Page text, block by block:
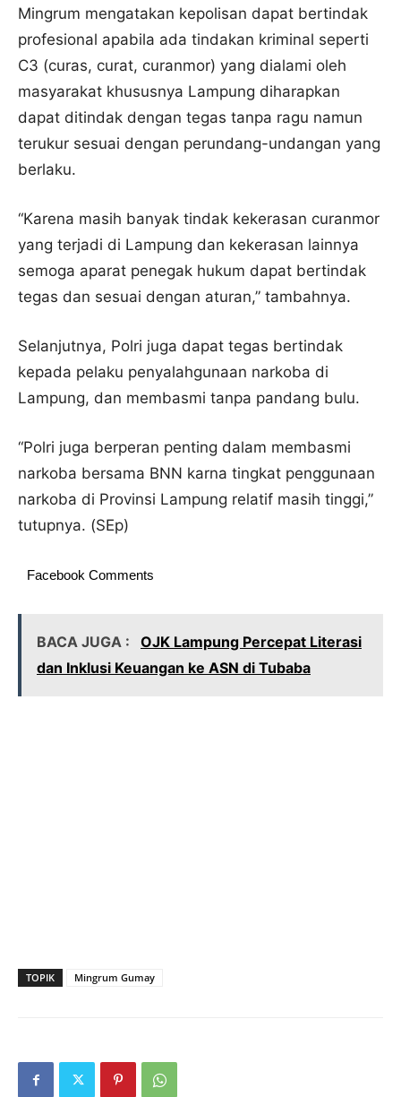
Mingrum mengatakan kepolisan dapat bertindak
profesional apabila ada tindakan kriminal seperti
C3 (curas, curat, curanmor) yang dialami oleh
masyarakat khususnya Lampung diharapkan
dapat ditindak dengan tegas tanpa ragu namun
terukur sesuai dengan perundang-undangan yang
berlaku.
“Karena masih banyak tindak kekerasan curanmor
yang terjadi di Lampung dan kekerasan lainnya
semoga aparat penegak hukum dapat bertindak
tegas dan sesuai dengan aturan,” tambahnya.
Selanjutnya, Polri juga dapat tegas bertindak
kepada pelaku penyalahgunaan narkoba di
Lampung, dan membasmi tanpa pandang bulu.
“Polri juga berperan penting dalam membasmi
narkoba bersama BNN karna tingkat penggunaan
narkoba di Provinsi Lampung relatif masih tinggi,”
tutupnya. (SEp)
Facebook Comments
BACA JUGA :
OJK Lampung Percepat Literasi
dan Inklusi Keuangan ke ASN di Tubaba
TOPIK Mingrum Gumay